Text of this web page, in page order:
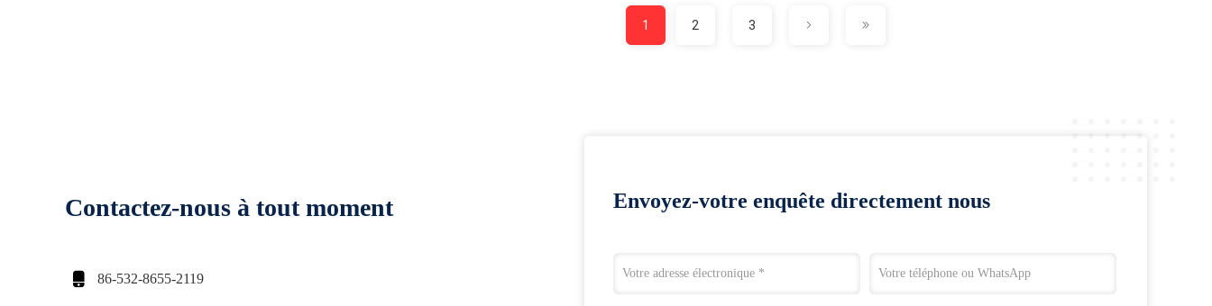
1 2 3
Contactez-nous à tout moment
 86-532-8655-2119
Envoyez-votre enquête directement nous